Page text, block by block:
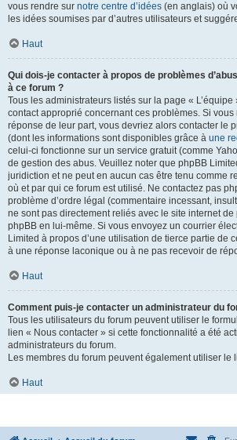
vous rendre sur notre centre d’idées (en anglais) où
les idées soumises par d’autres utilisateurs et
Haut
Qui dois-je contacter à propos de problèmes
à ce forum ?
Tous les administrateurs listés sur la page « L’équipe
contact approprié concernant ces problèmes. Si vous
réponse de leur part, vous devriez alors contacter le
(dont les informations sont disponibles grâce à une
celui-ci fonctionne sur un service gratuit (comme
de gestion des abus. Veuillez noter que phpBB
juridiction et ne peut en aucun cas être tenu comme
où et par qui ce forum est utilisé. Ne contactez pas
problème d’ordre légal (commentaire incessant,
ne sont pas directement reliés avec le site internet de
phpBB en lui-même. Si vous envoyez un courrier
Limited à propos d’une utilisation de tierce partie de
à une réponse laconique ou à ne pas recevoir de
Haut
Comment puis-je contacter un administrateur du
Tous les utilisateurs du forum peuvent utiliser le
lien « Nous contacter » si cette fonctionnalité a été
administrateurs du forum.
Les membres du forum peuvent également utiliser le
Haut